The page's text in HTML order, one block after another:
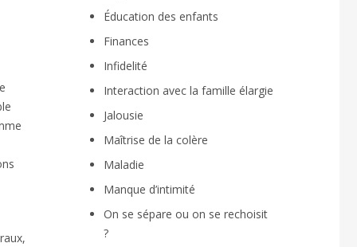
Éducation des enfants
Finances
Infidelité
Interaction avec la famille élargie
Jalousie
Maîtrise de la colère
Maladie
Manque d’intimité
On se sépare ou on se rechoisit
?